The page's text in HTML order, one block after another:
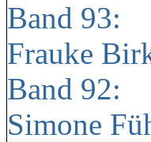
Band 93:
Frauke
Band 92:
Simone